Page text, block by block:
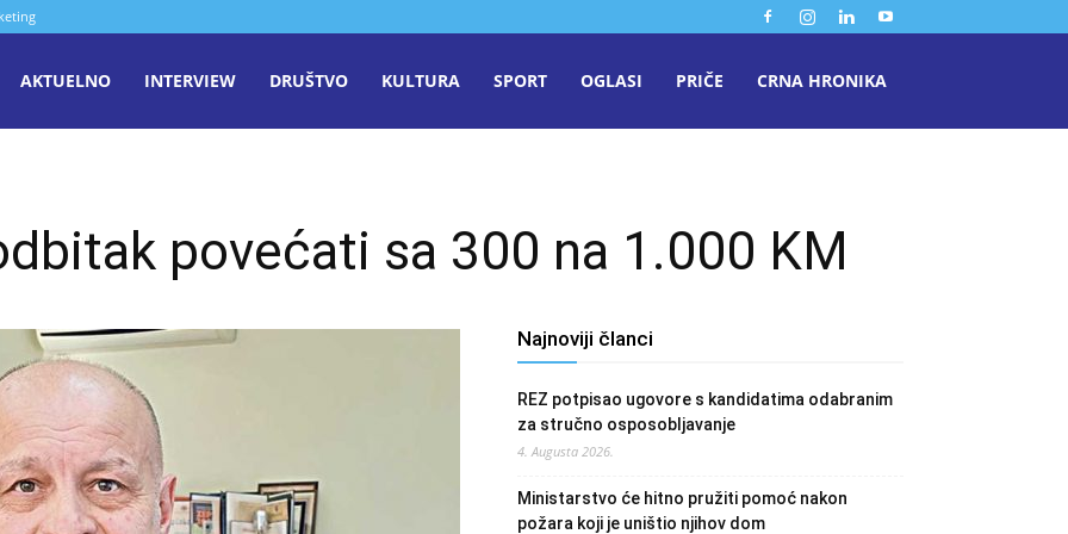
AKTUELNO INTERVIEW DRUŠTVO KULTURA SPORT OGLASI PRIČE CRNA HRONIKA
povećati sa 300 na 1.000 KM
Najnoviji članci
REZ potpisao ugovore s kandidatima odabranim
za stručno osposobljavanje
4. Augusta 2026.
Ministarstvo će hitno pružiti pomoć nakon
požara koji je uništio njihov dom